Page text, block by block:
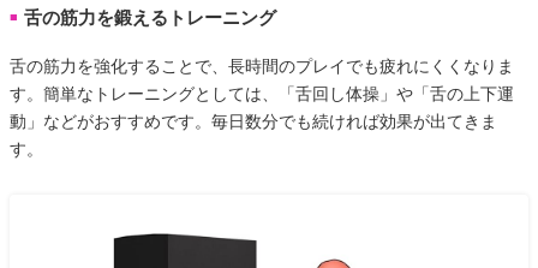
■ 舌の筋力を鍛えるトレーニング
舌の筋力を強化することで、長時間のプレイでも疲れにくくなりま
す。簡単なトレーニングとしては、「舌回し体操」や「舌の上下運
動」などがおすすめです。毎日数分でも続ければ効果が出てきま
す。